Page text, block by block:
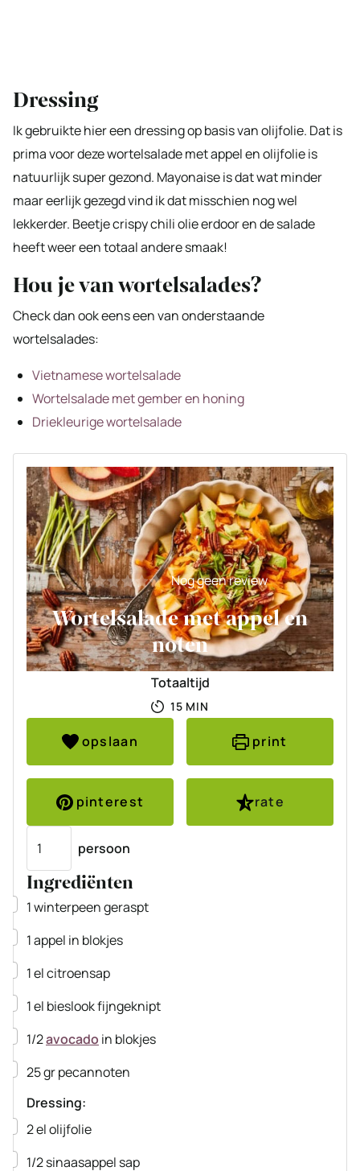
Dressing
Ik gebruikte hier een dressing op basis van olijfolie. Dat is
prima voor deze wortelsalade met appel en olijfolie is
natuurlijk super gezond. Mayonaise is dat wat minder
maar eerlijk gezegd vind ik dat misschien nog wel
lekkerder. Beetje crispy chili olie erdoor en de salade
heeft weer een totaal andere smaak!
Hou je van wortelsalades?
Check dan ook eens een van onderstaande
wortelsalades:
Vietnamese wortelsalade
Wortelsalade met gember en honing
Driekleurige wortelsalade
Nog geen review
Wortelsalade met appel en
noten
Totaaltijd
15MINUTEN
MIN
opslaan print
pinterest
rate
persoon
Ingrediënten
▢
1winterpeengeraspt
▢
1appel in blokjes
▢
1elcitroensap
▢
1el bieslookfijngeknipt
▢
1/2avocado in blokjes
▢
25grpecannoten
Dressing:
▢
2elolijfolie
▢
1/2sinaasappel sap